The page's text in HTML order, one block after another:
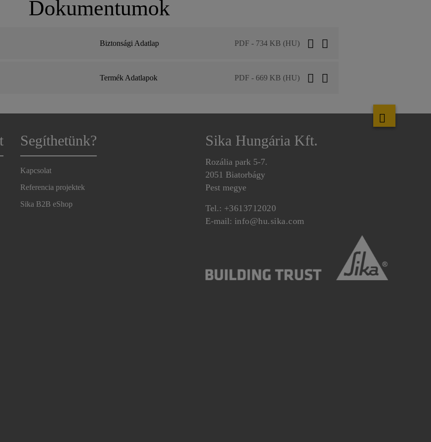
Dokumentumok
Biztonsági Adatlap PDF - 734 KB (HU)
Termék Adatlapok PDF - 669 KB (HU)
Segíthetünk?
Kapcsolat
Referencia projektek
Sika B2B eShop
Sika Hungária Kft.
Rozália park 5-7.
2051 Biatorbágy
Pest megye
Tel.: +3613712020
E-mail: info@hu.sika.com